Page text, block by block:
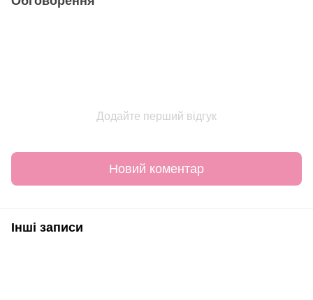
Додайте перший відгук
Новий коментар
Інші записи